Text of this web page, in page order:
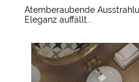
Atemberaubende
Eleganz auffällt...